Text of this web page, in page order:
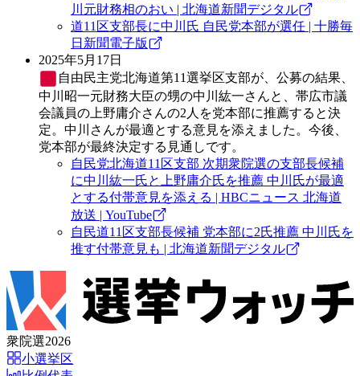
川元財務相のおい | 北海道新聞デジタル
道11区支部長に中川氏 自民党本部が選任 | 十勝毎
日新聞電子版
2025年5月17日
自由民主党北海道第11選挙区支部が、公募の結果、
中川昭一元財務大臣の甥の中川紘一さんと、帯広市議
会議員の上野庸介さんの2人を党本部に推薦すると決
定。中川さんが最適とする意見を添えました。今後、
党本部が最終決定する見通しです。
自民党北海道11区支部 次期衆院選の支部長候補
に中川紘一氏と上野庸介氏を推薦 中川氏が最適
とする付帯意見を添える | HBCニュース 北海道
放送 | YouTube
自民道11区支部長候補 党本部に2氏推薦 中川氏を
推す付帯意見も | 北海道新聞デジタル
衆院選2026
小選挙区